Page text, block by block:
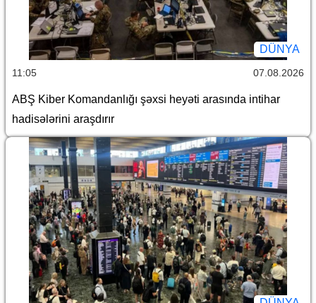
DÜNYA
11:05 07.08.2026
ABŞ Kiber Komandanlığı şəxsi heyəti arasında intihar
hadisələrini araşdırır